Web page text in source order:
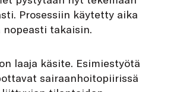
Prosessiin käytetty aika
nopeasti takaisin.
laaja käsite. Esimiestyötä
sairaanhoitopiirissä